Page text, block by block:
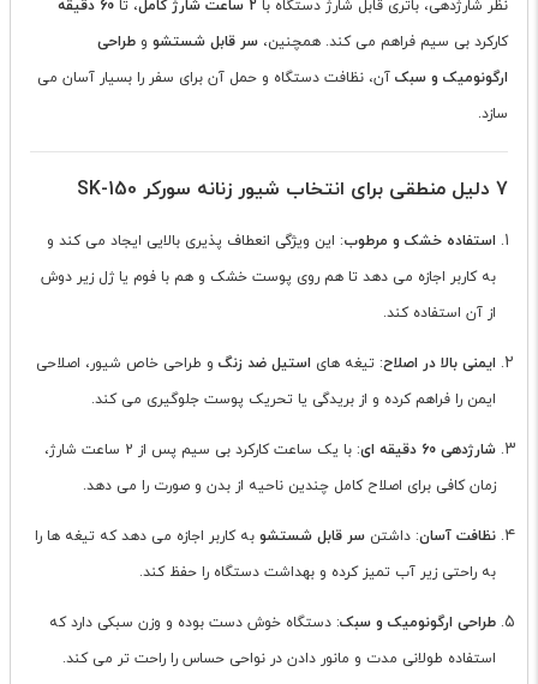
نظر شارژدهی، باتری قابل شارژ دستگاه با 2 ساعت شارژ کامل ، تا 60 دقیقه
کارکرد بی سیم فراهم می کند. همچنین، سر قابل شستشو و طراحی
ارگونومیک و سبک آن، نظافت دستگاه و حمل آن برای سفر را بسیار آسان می
سازد.
7 دلیل منطقی برای انتخاب شیور زنانه سورکر SK-150
استفاده خشک و مرطوب: این ویژگی انعطاف پذیری بالایی ایجاد می کند و
به کاربر اجازه می دهد تا هم روی پوست خشک و هم با فوم یا ژل زیر دوش
از آن استفاده کند.
ایمنی بالا در اصلاح: تیغه های استیل ضد زنگ و طراحی خاص شیور، اصلاحی
ایمن را فراهم کرده و از بریدگی یا تحریک پوست جلوگیری می کند.
شارژدهی 60 دقیقه ای
: با یک ساعت کارکرد بی سیم پس از 2 ساعت شارژ،
زمان کافی برای اصلاح کامل چندین ناحیه از بدن و صورت را می دهد.
نظافت آسان: داشتن سر قابل شستشو به کاربر اجازه می دهد که تیغه ها را
به راحتی زیر آب تمیز کرده و بهداشت دستگاه را حفظ کند.
طراحی ارگونومیک و سبک: دستگاه خوش دست بوده و وزن سبکی دارد که
استفاده طولانی مدت و مانور دادن در نواحی حساس را راحت تر می کند.